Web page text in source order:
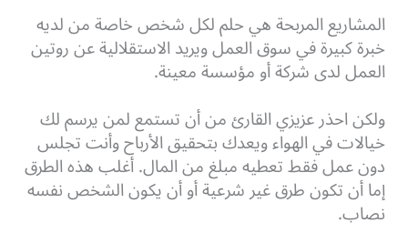
المشاريع المربحة هي حلم لكل شخص خاصة من لديه
خبرة كبيرة في سوق العمل ويريد الاستقلالية عن روتين
العمل لدى شركة أو مؤسسة معينة.
ولكن احذر عزيزي القارئ من أن تستمع لمن يرسم لك
خيالات في الهواء ويعدك بتحقيق الأرباح وأنت تجلس
دون عمل فقط تعطيه مبلغ من المال. أغلب هذه الطرق
إما أن تكون طرق غير شرعية أو أن يكون الشخص نفسه
نصاب.